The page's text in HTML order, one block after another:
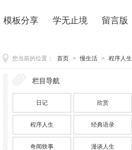
模板分享 学无止境 留言版
您当前的位置： 首页 > 慢生活 > 程序人生
栏目导航
日记 欣赏
程序人生 经典语录
奇闻轶事 漫谈人生
最新
p27 - 英语写作必备句型模板（29个核心句
型及应用示例）
软件之外的造物革命：实体开发语言的未来
什么是清浊辅音同化现象？bags该如何发
音？
telephone与phone以及mobile的区别与联